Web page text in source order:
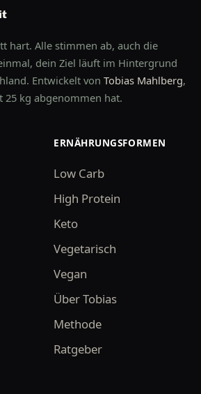
hart. Alle stimmen ab, auch die
dein Ziel läuft im Hintergrund
Entwickelt von Tobias Mahlberg,
25 kg abgenommen hat.
ERNÄHRUNGSFORMEN
Low Carb
High Protein
Keto
Vegetarisch
Vegan
Über Tobias
Methode
Ratgeber